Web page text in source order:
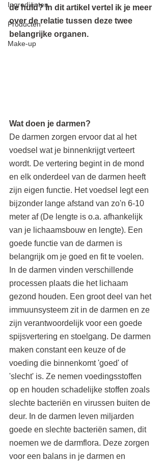
Ingrediënten
Producten
Make-up
de huid? In dit artikel vertel ik je meer
over de relatie tussen deze twee
belangrijke organen.
Wat doen je darmen?
De darmen zorgen ervoor dat al het
voedsel wat je binnenkrijgt verteert
wordt. De vertering begint in de mond
en elk onderdeel van de darmen heeft
zijn eigen functie. Het voedsel legt een
bijzonder lange afstand van zo'n 6-10
meter af (De lengte is o.a. afhankelijk
van je lichaamsbouw en lengte). Een
goede functie van de darmen is
belangrijk om je goed en fit te voelen.
In de darmen vinden verschillende
processen plaats die het lichaam
gezond houden. Een groot deel van het
immuunsysteem zit in de darmen en ze
zijn verantwoordelijk voor een goede
spijsvertering en stoelgang. De darmen
maken constant een keuze of de
voeding die binnenkomt 'goed' of
'slecht' is. Ze nemen voedingsstoffen
op en houden schadelijke stoffen zoals
slechte bacteriën en virussen buiten de
deur. In de darmen leven miljarden
goede en slechte bacteriën samen, dit
noemen we de darmflora. Deze zorgen
voor een balans in je darmen en